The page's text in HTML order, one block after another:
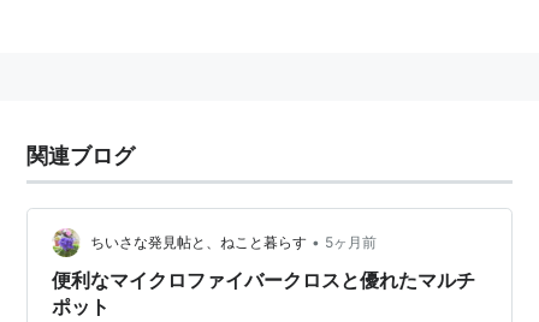
関連ブログ
ちいさな発見帖と、ねこと暮らす • 5ヶ月前
便利なマイクロファイバークロスと優れたマルチ
ポット